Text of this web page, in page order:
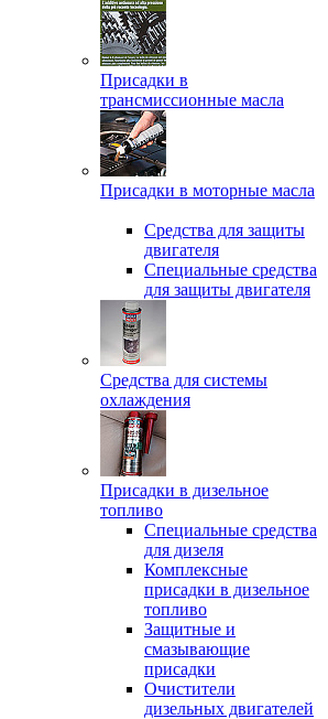
Присадки в
трансмиссионные масла
Присадки в моторные масла
Средства для защиты
двигателя
Специальныe средства
для защиты двигателя
Средства для системы
охлаждения
Присадки в дизельное
топливо
Спeциальные средства
для дизеля
Комплексные
присадки в дизельное
топливо
Защитные и
смазывающие
присадки
Очистители
дизельных двигателей